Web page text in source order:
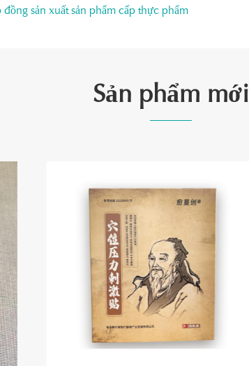
đồng sản xuất sản phẩm cấp thực phẩm
Sản phẩm mới